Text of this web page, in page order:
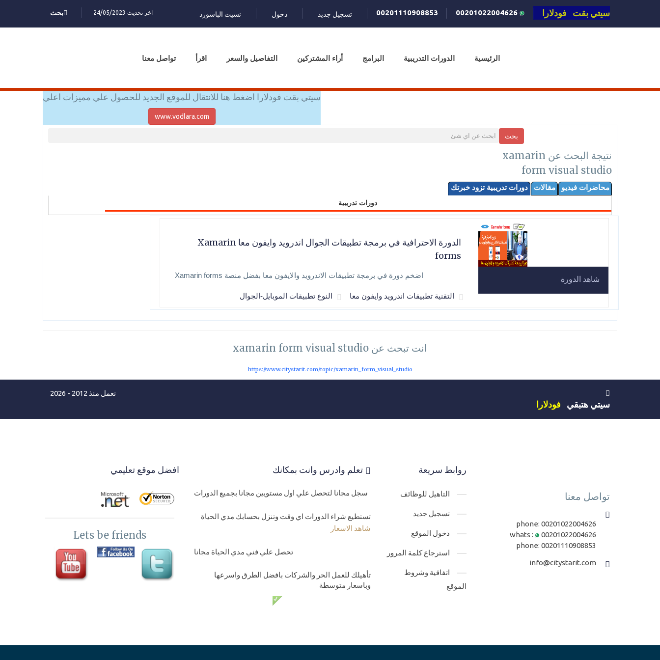
سيتي بقت فودلارا 00201110908853 تسجيل جديد دخول نسيت الباسورد اخر تحديث 24/05/2023 بحث
الرئيسية الدورات التدريبية البرامج أراء المشتركين التفاصيل والسعر اقرأ تواصل معنا
سيتي بقت فودلارا اضغط هنا للانتقال للموقع الجديد للحصول علي مميزات اعلي
www.vodlara.com
بحث
نتيجة البحث عن xamarin
form visual studio
محاضرات فيديو مقالات دورات تدريبية تزود خبرتك
دورات تدريبية
شاهد الدورة
الدورة الاحترافية في برمجة تطبيقات الجوال اندرويد وايفون معا Xamarin
forms
اضخم دورة في برمجة تطبيقات الاندرويد والايفون معا بفضل منصة Xamarin forms
التقنية تطبيقات اندرويد وايفون معا النوع تطبيقات الموبايل-الجوال
انت تبحث عن xamarin form visual studio
https://www.citystarit.com/topic/xamarin_form_visual_studio
نعمل منذ 2012 - 2026
سيتي هتبقي فودلارا
تواصل معنا
phone: 00201022004626
whats :
00201022004626
phone: 00201110908853
info@citystarit.com
روابط سريعة
التاهيل للوظائف
تسجيل جديد
دخول الموقع
استرجاع كلمة المرور
اتفاقية وشروط
الموقع
تعلم وادرس وانت بمكانك
سجل مجانا لتحصل علي اول مستويين مجانا بجميع الدورات
تستطيع شراء الدورات اي وقت وتنزل بحسابك مدي الحياة
شاهد الاسعار
تحصل علي فني مدي الحياة مجانا
تأهيلك للعمل الحر والشركات بافضل الطرق واسرعها
وباسعار متوسطة
افضل موقع تعليمي
Lets be friends